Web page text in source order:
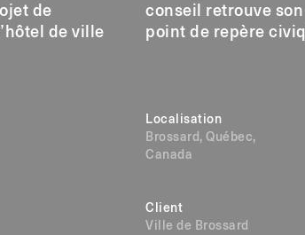
de
de ville
conseil retrouve
point de repère
Localisation
Brossard, Québec,
Canada
Client
Ville de Brossard